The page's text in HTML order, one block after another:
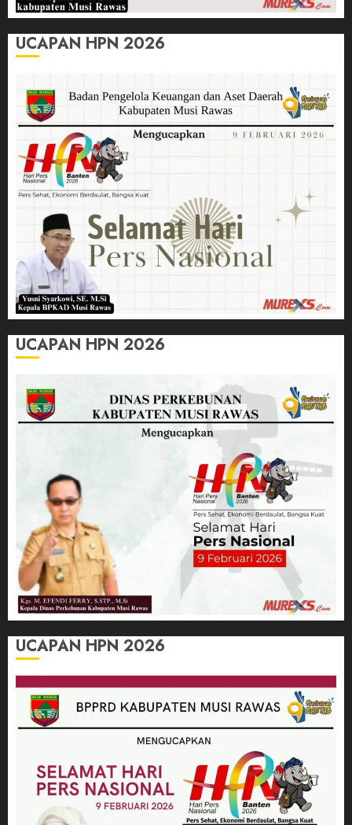
UCAPAN HPN 2026
UCAPAN HPN 2026
UCAPAN HPN 2026